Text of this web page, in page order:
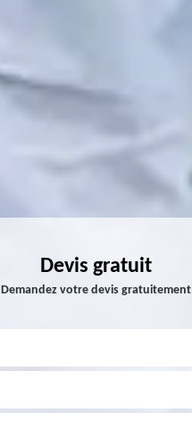
Devis gratuit
Demandez votre devis gratuitement